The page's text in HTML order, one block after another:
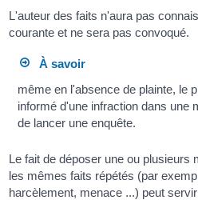
L'auteur des faits n'aura pas
courante et ne sera pas convoqué.
À savoir
même en l'absence de plainte, le
informé d'une infraction dans une
de lancer une enquête.
Le fait de déposer une ou plusieurs
les mêmes faits répétés (par
harcèlement, menace ...) peut